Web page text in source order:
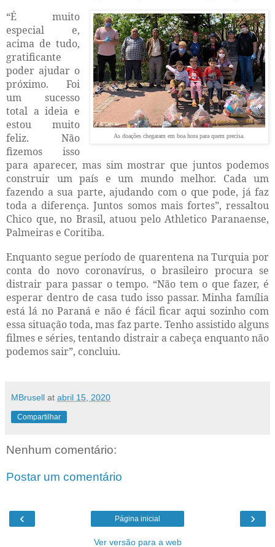
As doações chegaram em boa hora para quem precisa.
“É muito
especial e,
acima de tudo,
gratificante
poder ajudar o
próximo. Foi
um sucesso
total a ideia e
estou muito
feliz. Não
fizemos isso
para aparecer, mas sim mostrar que juntos podemos
construir um país e um mundo melhor. Cada um
fazendo a sua parte, ajudando com o que pode, já faz
toda a diferença. Juntos somos mais fortes”, ressaltou
Chico que, no Brasil, atuou pelo Athletico Paranaense,
Palmeiras e Coritiba.
Enquanto segue período de quarentena na Turquia por
conta do novo coronavírus, o brasileiro procura se
distrair para passar o tempo. “Não tem o que fazer, é
esperar dentro de casa tudo isso passar. Minha família
está lá no Paraná e não é fácil ficar aqui sozinho com
essa situação toda, mas faz parte. Tenho assistido alguns
filmes e séries, tentando distrair a cabeça enquanto não
podemos sair”, concluiu.
MBrusell at abril 15, 2020
Compartilhar
Nenhum comentário:
Postar um comentário
‹ ›
Página inicial
Ver versão para a web